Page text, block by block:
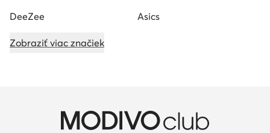
DeeZee Asics
Zobraziť viac značiek